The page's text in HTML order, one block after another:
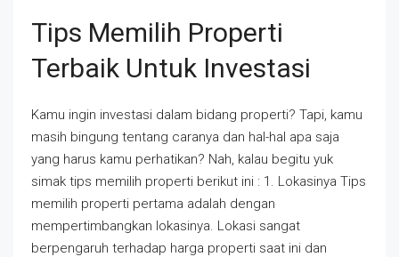
Tips Memilih Properti
Terbaik Untuk Investasi
Kamu ingin investasi dalam bidang properti? Tapi, kamu
masih bingung tentang caranya dan hal-hal apa saja
yang harus kamu perhatikan? Nah, kalau begitu yuk
simak tips memilih properti berikut ini : 1. Lokasinya Tips
memilih properti pertama adalah dengan
mempertimbangkan lokasinya. Lokasi sangat
berpengaruh terhadap harga properti saat ini dan